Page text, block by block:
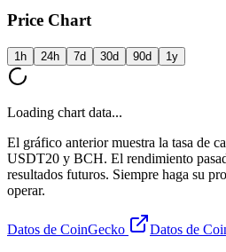
Price Chart
1h 24h 7d 30d 90d 1y
Loading chart data...
El gráfico anterior muestra la tasa de
USDT20 y BCH. El rendimiento
resultados futuros. Siempre haga su
operar.
Datos de CoinGecko Datos de